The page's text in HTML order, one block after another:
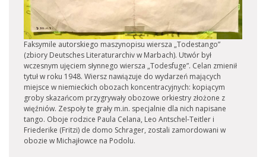
Faksymile autorskiego maszynopisu wiersza „Todestango”
(zbiory Deutsches Literaturarchiv w Marbach). Utwór był
wczesnym ujęciem słynnego wiersza „Todesfuge”. Celan zmienił
tytuł w roku 1948. Wiersz nawiązuje do wydarzeń mających
miejsce w niemieckich obozach koncentracyjnych: kopiącym
groby skazańcom przygrywały obozowe orkiestry złożone z
więźniów. Zespoły te grały m.in. specjalnie dla nich napisane
tango. Oboje rodzice Paula Celana, Leo Antschel-Teitler i
Friederike (Fritzi) de domo Schrager, zostali zamordowani w
obozie w Michajłowce na Podolu.